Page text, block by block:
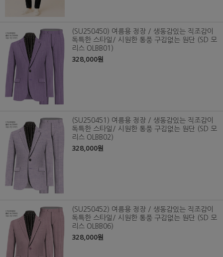
(SU250450) 여름용 정장 / 생동감있는 직조감이
독특한 스타일/ 시원한 통풍 구김없는 원단 (SD 모
리스 OLBB01)
328,000원
(SU250451) 여름용 정장 / 생동감있는 직조감이
독특한 스타일/ 시원한 통풍 구김없는 원단 (SD 모
리스 OLBB02)
328,000원
(SU250452) 여름용 정장 / 생동감있는 직조감이
독특한 스타일/ 시원한 통풍 구김없는 원단 (SD 모
리스 OLBB06)
328,000원